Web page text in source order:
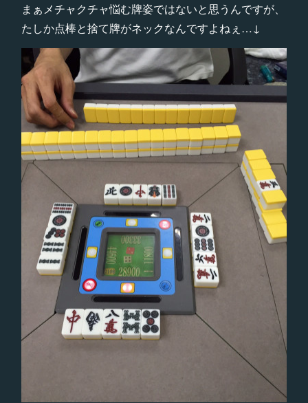
まぁメチャクチャ悩む牌姿ではないと思うんですが、
たしか点棒と捨て牌がネックなんですよねぇ…↓